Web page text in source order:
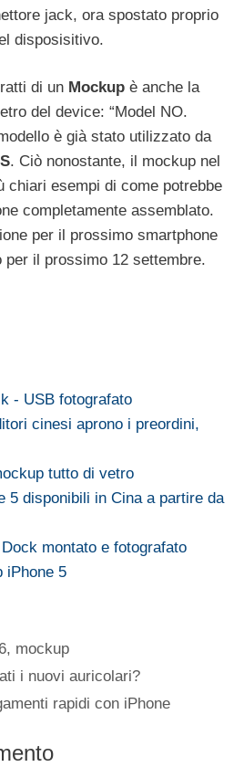
jack, ora spostato proprio
disposisitivo.
di un Mockup è anche la
del device: “Model NO.
è già stato utilizzato da
. Ciò nonostante, il mockup nel
chiari esempi di come potrebbe
completamente assemblato.
per il prossimo smartphone
per il prossimo 12 settembre.
- USB fotografato
cinesi aprono i preordini,
tutto di vetro
5 disponibili in Cina a partire da
montato e fotografato
iPhone 5
, mockup
i nuovi auricolari?
rapidi con iPhone